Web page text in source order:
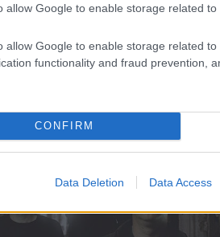
allow Google to enable storage related to
allow Google to enable storage related to
functionality and fraud prevention,
CONFIRM
Data Deletion Data Access
a Lángoló!
, ahol az eddigieknél jóval